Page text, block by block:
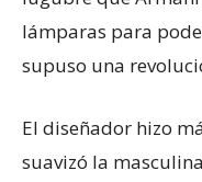
lámparas para
supuso una
El diseñador hizo
suavizó la